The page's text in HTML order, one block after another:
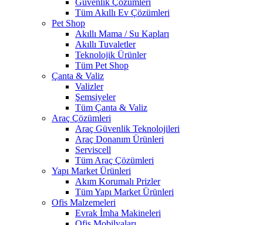
Güvenlik Çözümleri
Tüm Akıllı Ev Çözümleri
Pet Shop
Akıllı Mama / Su Kapları
Akıllı Tuvaletler
Teknolojik Ürünler
Tüm Pet Shop
Çanta & Valiz
Valizler
Şemsiyeler
Tüm Çanta & Valiz
Araç Çözümleri
Araç Güvenlik Teknolojileri
Araç Donanım Ürünleri
Serviscell
Tüm Araç Çözümleri
Yapı Market Ürünleri
Akım Korumalı Prizler
Tüm Yapı Market Ürünleri
Ofis Malzemeleri
Evrak İmha Makineleri